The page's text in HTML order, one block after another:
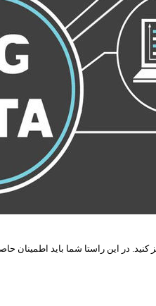
در این راستا شما باید اطمینان